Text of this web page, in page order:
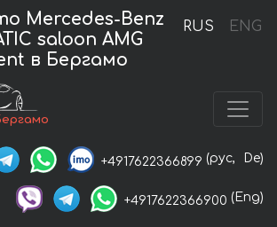
RUS ENG
Mercedes-Benz
saloon AMG
в Бергамо
+4917622366899 (рус, De)
+4917622366900 (Eng)